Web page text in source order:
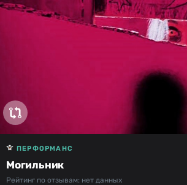
Могильник
ПЕРФОРМАНС
Рейтинг по отзывам: нет данных